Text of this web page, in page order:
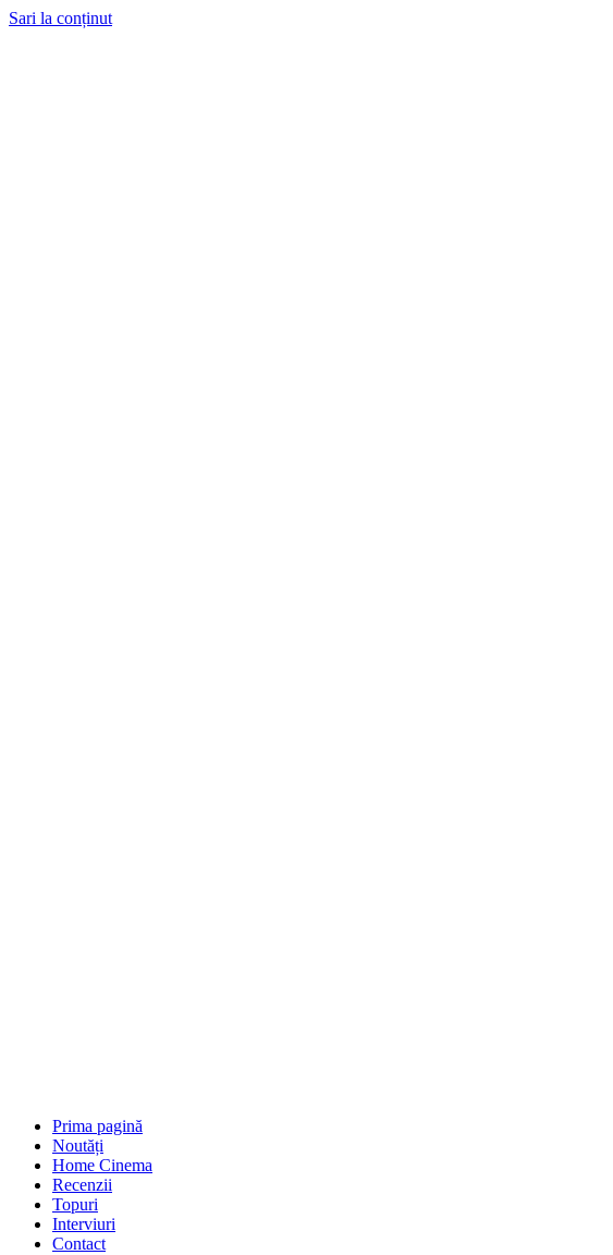
Sari la conținut
Prima pagină
Noutăți
Home Cinema
Recenzii
Topuri
Interviuri
Contact